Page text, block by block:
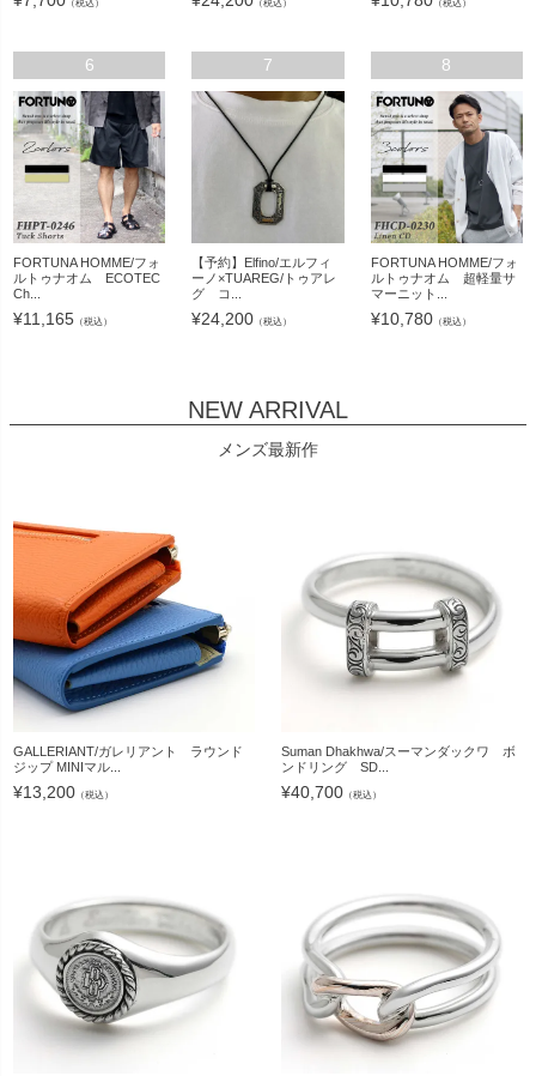
6
FORTUNA HOMME/フォ
ルトゥナオム ECOTEC
Ch...
¥11,165 （税込）
7
【予約】Elfino/エルフィ
ーノ×TUAREG/トゥアレ
グ コ...
¥24,200 （税込）
8
FORTUNA HOMME/フォ
ルトゥナオム 超軽量サ
マーニット...
¥10,780（税込）
NEW ARRIVAL
メンズ最新作
GALLERIANT/ガレリアント ラウンド
ジップ MINIマル...
¥13,200 （税込）
Suman Dhakhwa/スーマンダックワ ボ
ンドリング SD...
¥40,700 （税込）